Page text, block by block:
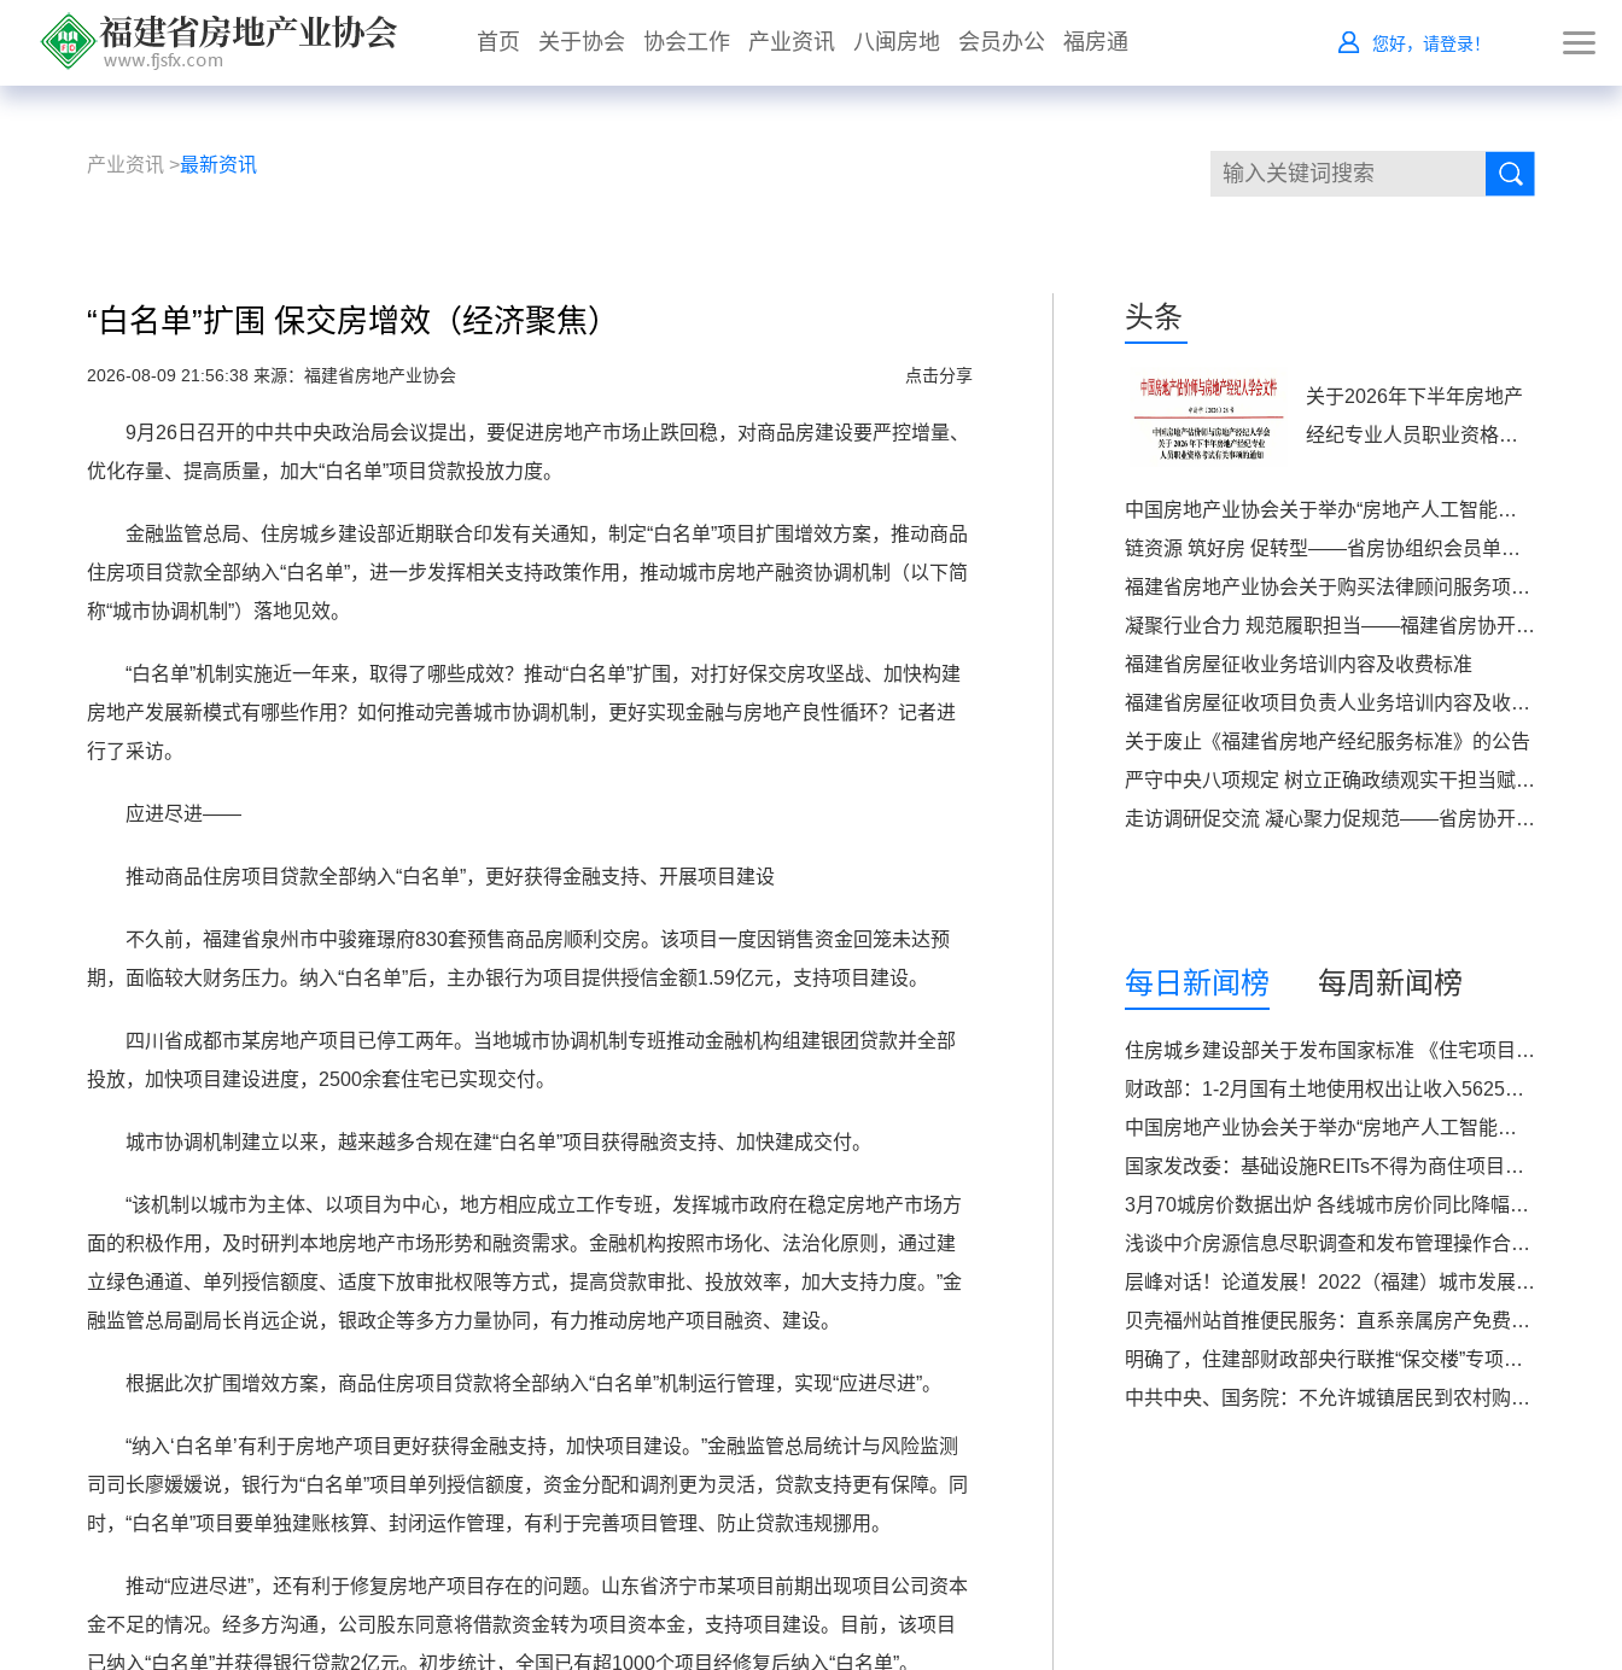
首页 关于协会 协会工作 产业资讯 八闽房地 会员办公 福房通 您好，请登录！
产业资讯 >最新资讯
“白名单”扩围 保交房增效（经济聚焦）
2026-08-09 21:56:38 来源：福建省房地产业协会 点击分享
9月26日召开的中共中央政治局会议提出，要促进房地产市场止跌回稳，对商品房建设要严控增量、
优化存量、提高质量，加大“白名单”项目贷款投放力度。
金融监管总局、住房城乡建设部近期联合印发有关通知，制定“白名单”项目扩围增效方案，推动商品
住房项目贷款全部纳入“白名单”，进一步发挥相关支持政策作用，推动城市房地产融资协调机制（以下简
称“城市协调机制”）落地见效。
“白名单”机制实施近一年来，取得了哪些成效？推动“白名单”扩围，对打好保交房攻坚战、加快构建
房地产发展新模式有哪些作用？如何推动完善城市协调机制，更好实现金融与房地产良性循环？记者进
行了采访。
应进尽进——
推动商品住房项目贷款全部纳入“白名单”，更好获得金融支持、开展项目建设
不久前，福建省泉州市中骏雍璟府830套预售商品房顺利交房。该项目一度因销售资金回笼未达预
期，面临较大财务压力。纳入“白名单”后，主办银行为项目提供授信金额1.59亿元，支持项目建设。
四川省成都市某房地产项目已停工两年。当地城市协调机制专班推动金融机构组建银团贷款并全部
投放，加快项目建设进度，2500余套住宅已实现交付。
城市协调机制建立以来，越来越多合规在建“白名单”项目获得融资支持、加快建成交付。
“该机制以城市为主体、以项目为中心，地方相应成立工作专班，发挥城市政府在稳定房地产市场方
面的积极作用，及时研判本地房地产市场形势和融资需求。金融机构按照市场化、法治化原则，通过建
立绿色通道、单列授信额度、适度下放审批权限等方式，提高贷款审批、投放效率，加大支持力度。”金
融监管总局副局长肖远企说，银政企等多方力量协同，有力推动房地产项目融资、建设。
根据此次扩围增效方案，商品住房项目贷款将全部纳入“白名单”机制运行管理，实现“应进尽进”。
“纳入‘白名单’有利于房地产项目更好获得金融支持，加快项目建设。”金融监管总局统计与风险监测
司司长廖媛媛说，银行为“白名单”项目单列授信额度，资金分配和调剂更为灵活，贷款支持更有保障。同
时，“白名单”项目要单独建账核算、封闭运作管理，有利于完善项目管理、防止贷款违规挪用。
推动“应进尽进”，还有利于修复房地产项目存在的问题。山东省济宁市某项目前期出现项目公司资本
金不足的情况。经多方沟通，公司股东同意将借款资金转为项目资本金，支持项目建设。目前，该项目
已纳入“白名单”并获得银行贷款2亿元。初步统计，全国已有超1000个项目经修复后纳入“白名单”。
头条
关于2026年下半年房地产
经纪专业人员职业资格考
中国房地产业协会关于举办“房地产人工智能应用能力提升高级研修班”的通知
链资源 筑好房 促转型——省房协组织会员单位参加成长型房企高质量发展赋能会议
福建省房地产业协会关于购买法律顾问服务项目询价函
凝聚行业合力 规范履职担当——福建省房协开市委召开2026年首次主任（副）委员会议
福建省房屋征收业务培训内容及收费标准
福建省房屋征收项目负责人业务培训内容及收费标准
关于废止《福建省房地产经纪服务标准》的公告
严守中央八项规定 树立正确政绩观实干担当赋能行业高质量发展——中共福建省住建厅社会组织第二支部委员会开展专题党课活动
走访调研促交流 凝心聚力促规范——省房协开市委走访贝壳找房（福州）开展座谈交流
每日新闻榜 每周新闻榜
住房城乡建设部关于发布国家标准 《住宅项目规范》的公告
财政部：1-2月国有土地使用权出让收入5625亿元，与去年同期持平
中国房地产业协会关于举办“房地产人工智能应用能力提升高级研修班”的通知
国家发改委：基础设施REITs不得为商住项目变相融资
3月70城房价数据出炉 各线城市房价同比降幅继续收窄
浅谈中介房源信息尽职调查和发布管理操作合法合规
层峰对话！论道发展！2022（福建）城市发展高峰论坛今日盛大举办
贝壳福州站首推便民服务：直系亲属房产免费过户
明确了，住建部财政部央行联推“保交楼”专项借款
中共中央、国务院：不允许城镇居民到农村购买农房、宅基地